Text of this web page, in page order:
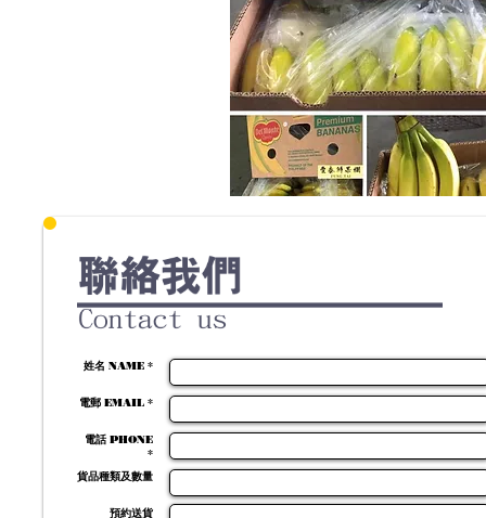
姓名 NAME *
電郵 EMAIL *
電話 PHONE
*
貨品種類及數量
預約送貨